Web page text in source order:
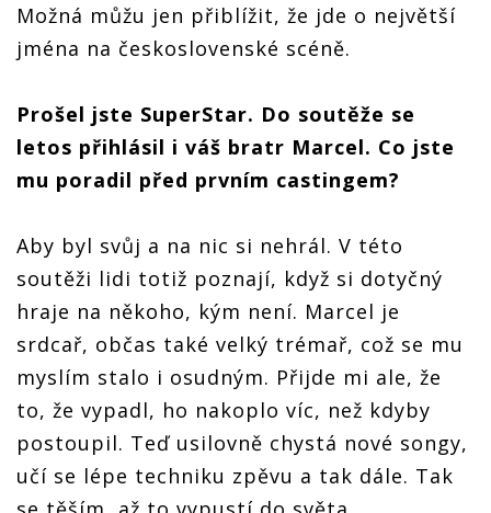
Možná můžu jen přiblížit, že jde o největší
jména na československé scéně.
Prošel jste SuperStar. Do soutěže se
letos přihlásil i váš bratr Marcel. Co jste
mu poradil před prvním castingem?
Aby byl svůj a na nic si nehrál. V této
soutěži lidi totiž poznají, když si dotyčný
hraje na někoho, kým není. Marcel je
srdcař, občas také velký trémař, což se mu
myslím stalo i osudným. Přijde mi ale, že
to, že vypadl, ho nakoplo víc, než kdyby
postoupil. Teď usilovně chystá nové songy,
učí se lépe techniku zpěvu a tak dále. Tak